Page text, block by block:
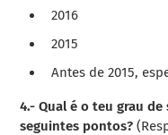
2016
2015
Antes de 2015,
4.- Qual é o teu grau
seguintes pontos?